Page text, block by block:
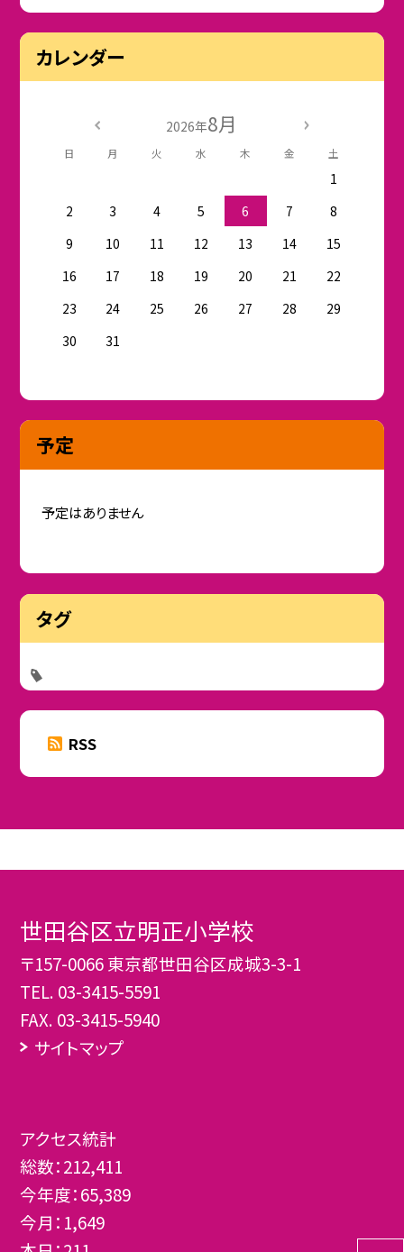
カレンダー
2026年8月
日 月 火 水 木 金 土
1
2
3 4 5 6 7
8
9
10 11 12 13 14
15
16
17 18 19 20 21
22
23
24 25 26 27 28
29
30
31
予定
予定はありません
タグ
RSS
世田谷区立明正小学校
〒157-0066 東京都世田谷区成城3-3-1
TEL. 03-3415-5591
FAX. 03-3415-5940
サイトマップ
アクセス統計
総数：212,411
今年度：65,389
今月： 1,649